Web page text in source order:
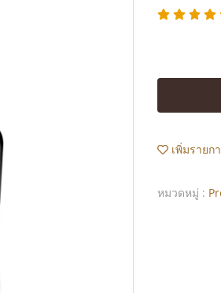
เพิ่มรายก
หมวดหมู่ :